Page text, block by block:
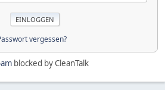
vergessen?
blocked by CleanTalk